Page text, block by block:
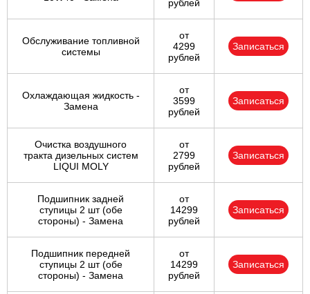
рублей
Обслуживание топливной
системы
от
4299
рублей
Записаться
Охлаждающая жидкость -
Замена
от
3599
рублей
Записаться
Очистка воздушного
тракта дизельных систем
LIQUI MOLY
от
2799
рублей
Записаться
Подшипник задней
ступицы 2 шт (обе
стороны) - Замена
от
14299
рублей
Записаться
Подшипник передней
ступицы 2 шт (обе
стороны) - Замена
от
14299
рублей
Записаться